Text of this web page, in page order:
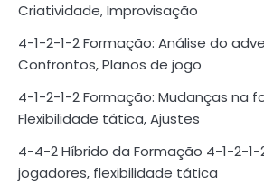
Criatividade, Improvisação
4-1-2-1-2 Formação: Análise do
Confrontos, Planos de jogo
4-1-2-1-2 Formação: Mudanças na
Flexibilidade tática, Ajustes
4-4-2 Híbrido da Formação 4-1-2-1-
jogadores, flexibilidade tática